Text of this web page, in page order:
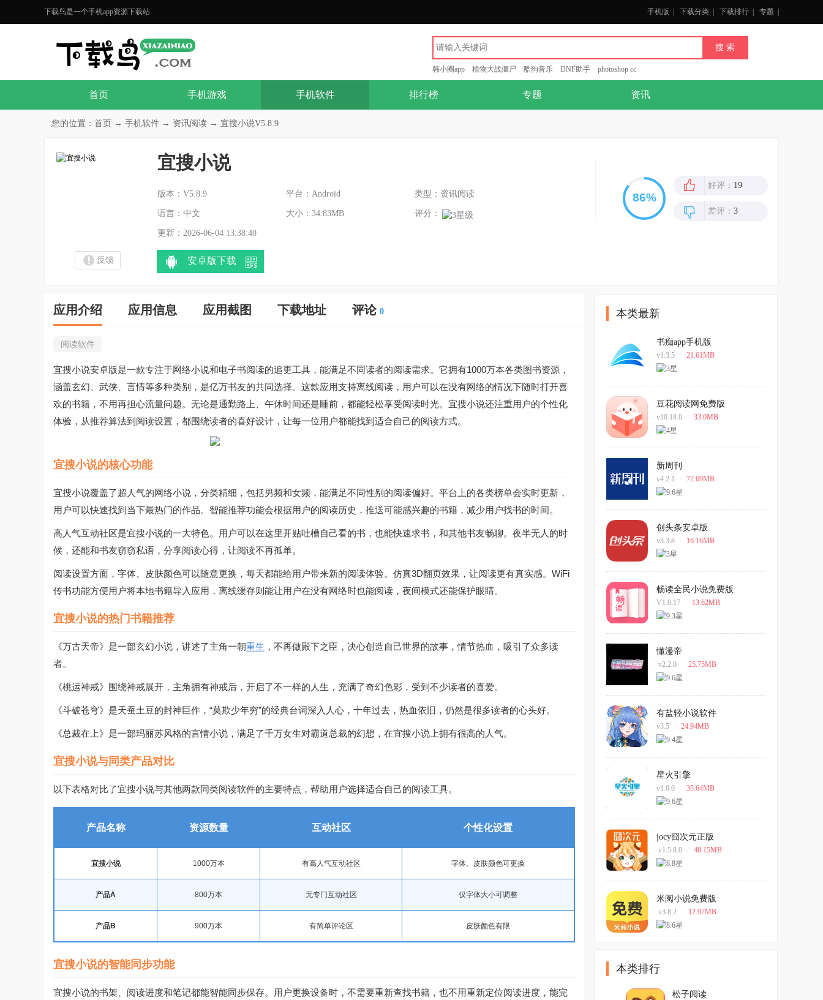
下载鸟是一个手机app资源下载站 手机版 下载分类 下载排行 专题
韩小圈app 植物大战僵尸 酷狗音乐 DNF助手 photoshop cc
首页 手机游戏 手机软件 排行榜 专题 资讯
您的位置： 首页 → 手机软件 → 资讯阅读 → 宜搜小说V5.8.9
宜搜小说
版本：V5.8.9 平台：Android 类型：资讯阅读
语言：中文 大小：34.83MB 评分：
更新：2026-06-04 13:38:40
反馈 安卓版下载
好评： 19
差评： 3
应用介绍 应用信息 应用截图 下载地址 评论 0
阅读软件
宜搜小说安卓版是一款专注于网络小说和电子书阅读的追更工具，能满足不同读者的阅读需求。它拥有1000万本各类图书资源，
涵盖玄幻、武侠、言情等多种类别，是亿万书友的共同选择。这款应用支持离线阅读，用户可以在没有网络的情况下随时打开喜
欢的书籍，不用再担心流量问题。无论是通勤路上、午休时间还是睡前，都能轻松享受阅读时光。宜搜小说还注重用户的个性化
体验，从推荐算法到阅读设置，都围绕读者的喜好设计，让每一位用户都能找到适合自己的阅读方式。
宜搜小说的核心功能
宜搜小说覆盖了超人气的网络小说，分类精细，包括男频和女频，能满足不同性别的阅读偏好。平台上的各类榜单会实时更新，
用户可以快速找到当下最热门的作品。智能推荐功能会根据用户的阅读历史，推送可能感兴趣的书籍，减少用户找书的时间。
高人气互动社区是宜搜小说的一大特色。用户可以在这里开贴吐槽自己看的书，也能快速求书，和其他书友畅聊。夜半无人的时
候，还能和书友窃窃私语，分享阅读心得，让阅读不再孤单。
阅读设置方面，字体、皮肤颜色可以随意更换，每天都能给用户带来新的阅读体验。仿真3D翻页效果，让阅读更有真实感。WiFi
传书功能方便用户将本地书籍导入应用，离线缓存则能让用户在没有网络时也能阅读，夜间模式还能保护眼睛。
宜搜小说的热门书籍推荐
《万古天帝》是一部玄幻小说，讲述了主角一朝重生 ，不再做殿下之臣，决心创造自己世界的故事，情节热血，吸引了众多读
者。
《桃运神戒》围绕神戒展开，主角拥有神戒后，开启了不一样的人生，充满了奇幻色彩，受到不少读者的喜爱。
《斗破苍穹》是天蚕土豆的封神巨作，“莫欺少年穷”的经典台词深入人心，十年过去，热血依旧，仍然是很多读者的心头好。
《总裁在上》是一部玛丽苏风格的言情小说，满足了千万女生对霸道总裁的幻想，在宜搜小说上拥有很高的人气。
宜搜小说与同类产品对比
以下表格对比了宜搜小说与其他两款同类阅读软件的主要特点，帮助用户选择适合自己的阅读工具。
产品名称 资源数量 互动社区 个性化设置
宜搜小说 1000万本 有高人气互动社区 字体、皮肤颜色可更换
产品A 800万本 无专门互动社区 仅字体大小可调整
产品B 900万本 有简单评论区 皮肤颜色有限
宜搜小说的智能同步功能
宜搜小说的书架、阅读进度和笔记都能智能同步保存。用户更换设备时，不需要重新查找书籍，也不用重新定位阅读进度，能完
本类最新
书痴app手机版
v1.3.5 21.61MB
豆花阅读网免费版
v10.18.0 33.0MB
新周刊
v4.2.1 72.69MB
创头条安卓版
v3.3.8 16.16MB
畅读全民小说免费版
V1.0.17 13.62MB
懂漫帝
v2.2.0 25.75MB
有盐轻小说软件
v3.5 24.94MB
星火引擎
v1.0.0 35.64MB
jocy囧次元正版
v1.5.8.0 48.15MB
米阅小说免费版
v3.8.2 12.97MB
本类排行
松子阅读